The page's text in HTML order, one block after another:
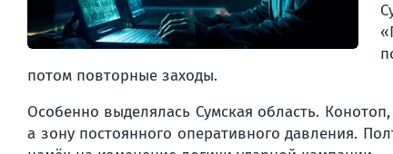
потом повторные заходы.
Особенно выделялась Сумская область.
а зону постоянного оперативного давления.